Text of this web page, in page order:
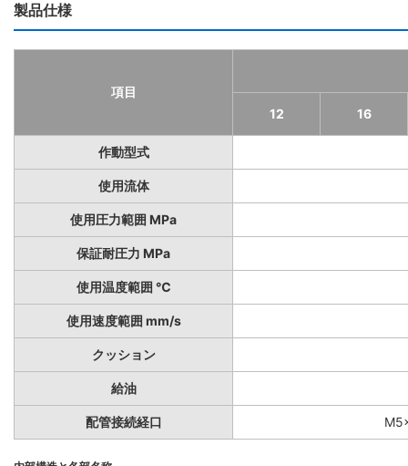
製品仕様
項目
12
16
作動型式
使用流体
使用圧力範囲 MPa
保証耐圧力 MPa
使用温度範囲 ℃
使用速度範囲 mm/s
クッション
給油
配管接続経口